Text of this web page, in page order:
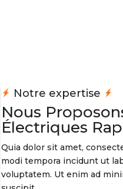
Notre expertise
Nous
Électriques
Quia dolor sit amet,
modi tempora incidunt ut
voluptatem. Ut enim ad